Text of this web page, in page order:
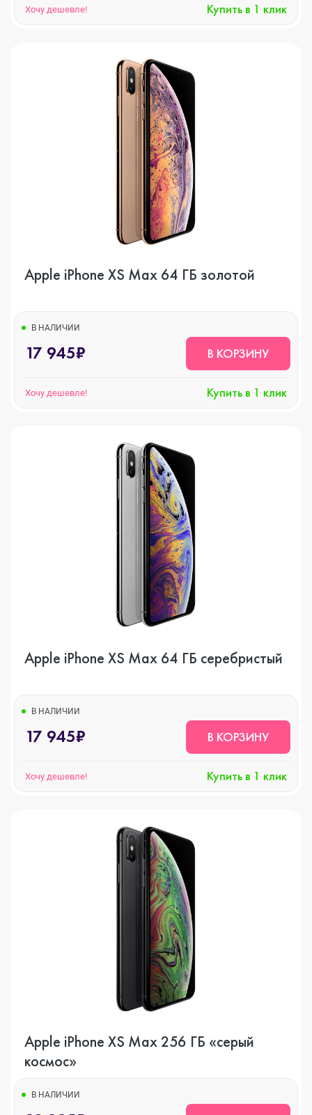
Хочу дешевле! Купить в 1 клик
Apple iPhone XS Max 64 ГБ золотой
В НАЛИЧИИ
17 945₽ В КОРЗИНУ
Хочу дешевле! Купить в 1 клик
Apple iPhone XS Max 64 ГБ серебристый
В НАЛИЧИИ
17 945₽ В КОРЗИНУ
Хочу дешевле! Купить в 1 клик
Apple iPhone XS Max 256 ГБ «серый
космос»
В НАЛИЧИИ